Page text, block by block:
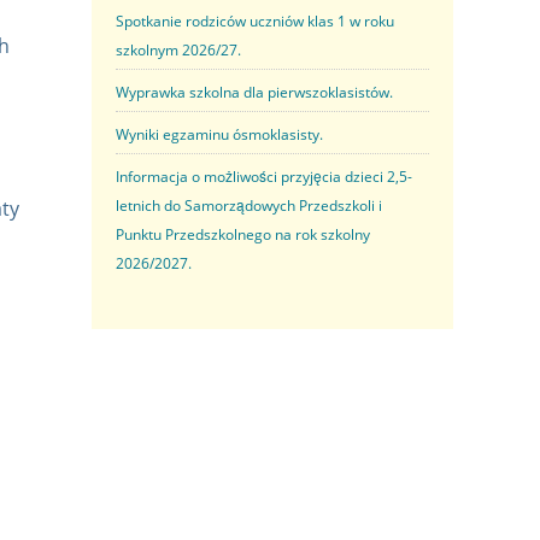
Spotkanie rodziców uczniów klas 1 w roku
szkolnym 2026/27.
Wyprawka szkolna dla pierwszoklasistów.
Wyniki egzaminu ósmoklasisty.
Informacja o możliwości przyjęcia dzieci 2,5-
letnich do Samorządowych Przedszkoli i
Punktu Przedszkolnego na rok szkolny
2026/2027.